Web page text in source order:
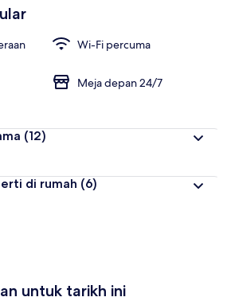
Wi-Fi percuma
Meja depan 24/7
(12)
di rumah (6)
untuk tarikh ini